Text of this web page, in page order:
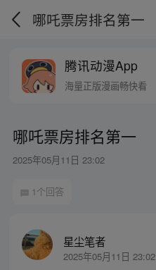
哪吒票房排名第一
腾讯动漫App
海量正版漫画畅快看
哪吒票房排名第一
2025年05月11日 23:02
1个回答
星尘笔者
2025年05月11日 23:02